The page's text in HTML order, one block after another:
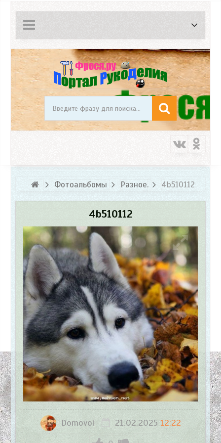
Фотоальбомы Разное. 4b510112
4b510112
Domovoi 21.02.2025 12:22